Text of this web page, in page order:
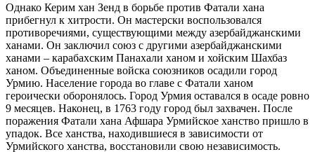
Однако Керим хан Зенд в борьбе против Фатали хана
прибегнул к хитрости. Он мастерски воспользовался
противоречиями, существующими между азербайджанскими
ханами. Он заключил союз с другими азербайджанскими
ханами – карабахским Панахали ханом и хойским Шахбаз
ханом. Объединенные войска союзников осадили город
Урмию. Население города во главе с Фатали ханом
героически оборонялось. Город Урмия оставался в осаде ровно
9 месяцев. Наконец, в 1763 году город был захвачен. После
поражения Фатали хана Афшара Урмийское ханство пришло в
упадок. Все ханства, находившиеся в зависимости от
Урмийского ханства, восстановили свою независимость.